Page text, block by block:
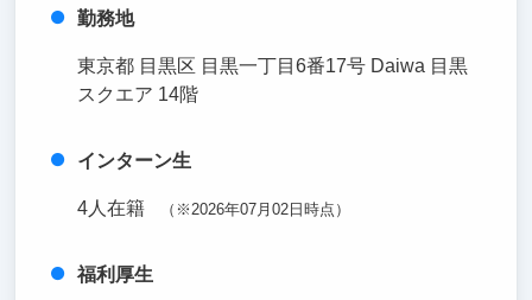
勤務地
東京都 目黒区 目黒一丁目6番17号 Daiwa 目黒
スクエア 14階
インターン生
4人在籍 （※2026年07月02日時点）
福利厚生